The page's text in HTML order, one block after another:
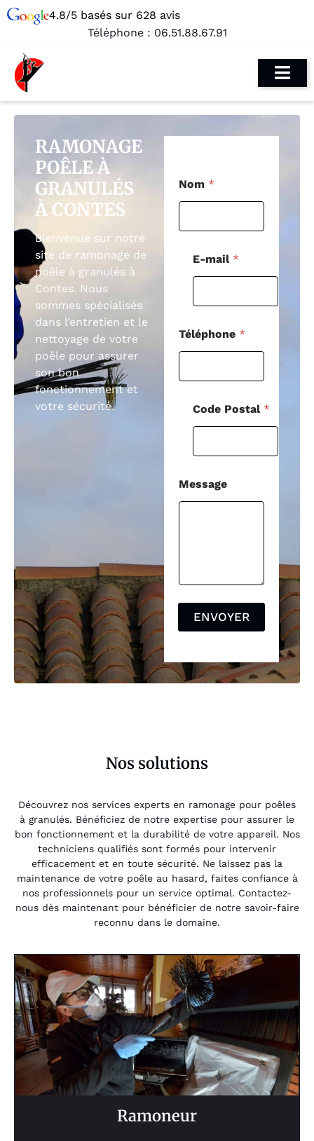
4.8/5 basés sur 628 avis
Téléphone : 06.51.88.67.91
RAMONAGE
POÊLE À
GRANULÉS
À CONTES
Bienvenue sur notre
site de ramonage de
poêle à granulés à
Contes. Nous
sommes spécialisés
dans l’entretien et le
nettoyage de votre
poêle pour assurer
son bon
fonctionnement et
votre sécurité.
Nom *
E-mail *
Téléphone *
Code Postal *
Message
ENVOYER
Nos solutions
Découvrez nos services experts en ramonage pour poêles
à granulés. Bénéficiez de notre expertise pour assurer le
bon fonctionnement et la durabilité de votre appareil. Nos
techniciens qualifiés sont formés pour intervenir
efficacement et en toute sécurité. Ne laissez pas la
maintenance de votre poêle au hasard, faites confiance à
nos professionnels pour un service optimal. Contactez-
nous dès maintenant pour bénéficier de notre savoir-faire
reconnu dans le domaine.
Ramoneur